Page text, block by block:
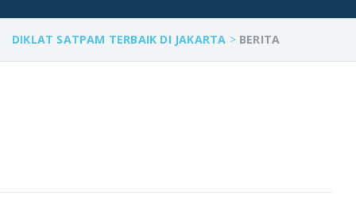
DIKLAT SATPAM TERBAIK DI JAKARTA > BERITA